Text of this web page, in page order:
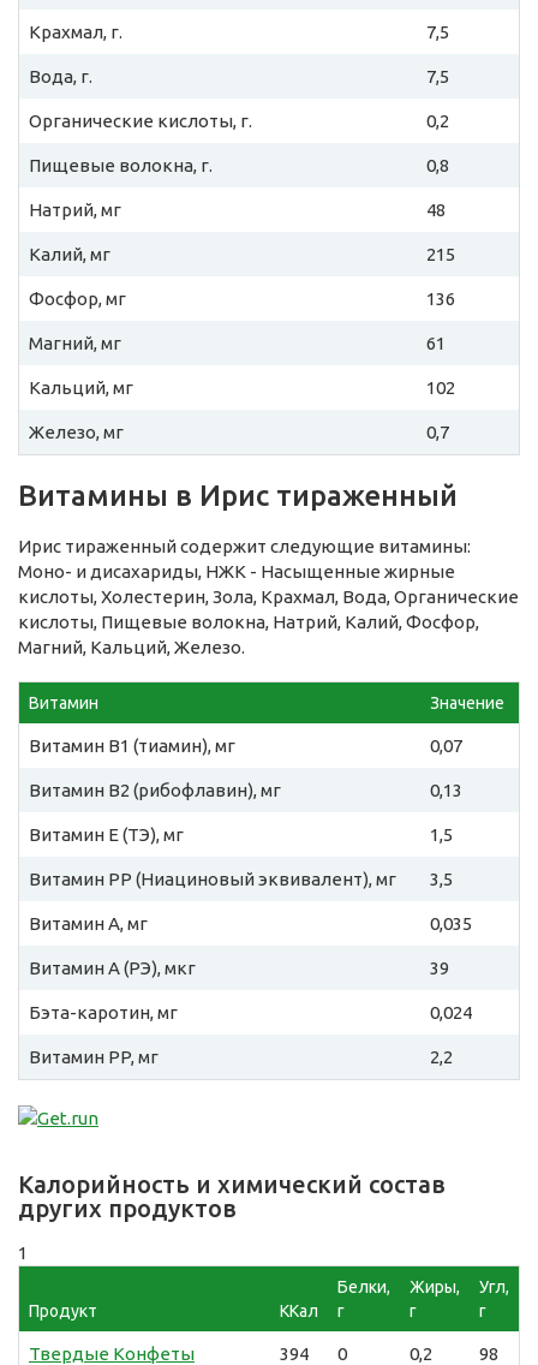
Крахмал, г. 7,5
Вода, г. 7,5
Органические кислоты, г. 0,2
Пищевые волокна, г. 0,8
Натрий, мг 48
Калий, мг 215
Фосфор, мг 136
Магний, мг 61
Кальций, мг 102
Железо, мг 0,7
Витамины в Ирис тираженный
Ирис тираженный содержит следующие витамины:
Моно- и дисахариды, НЖК - Насыщенные жирные
кислоты, Холестерин, Зола, Крахмал, Вода, Органические
кислоты, Пищевые волокна, Натрий, Калий, Фосфор,
Магний, Кальций, Железо.
Витамин Значение
Витамин B1 (тиамин), мг 0,07
Витамин B2 (рибофлавин), мг 0,13
Витамин E (ТЭ), мг 1,5
Витамин PP (Ниациновый эквивалент), мг 3,5
Витамин A, мг 0,035
Витамин A (РЭ), мкг 39
Бэта-каротин, мг 0,024
Витамин PP, мг 2,2
Калорийность и химический состав
других продуктов
1
Продукт ККал
Белки,
г
Жиры,
г
Угл,
г
Твердые Конфеты 394 0 0,2 98